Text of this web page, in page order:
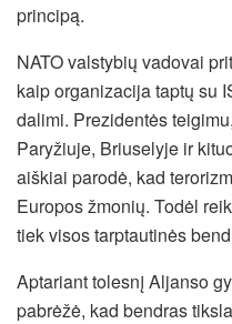
principą.
NATO valstybių vadovai
kaip organizacija taptų su
dalimi. Prezidentės
Paryžiuje, Briuselyje ir
aiškiai parodė, kad
Europos žmonių. Todėl
tiek visos tarptautinės
Aptariant tolesnį Aljanso
pabrėžė, kad bendras